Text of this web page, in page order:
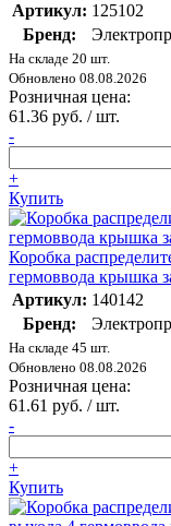
Артикул: 125102
Бренд:
На складе 20 шт.
Обновлено 08.08.2026
Розничная цена:
61.36 руб. / шт.
-
+
Купить
Коробка
гермоввода крышка
Артикул: 140142
Бренд:
На складе 45 шт.
Обновлено 08.08.2026
Розничная цена:
61.61 руб. / шт.
-
+
Купить